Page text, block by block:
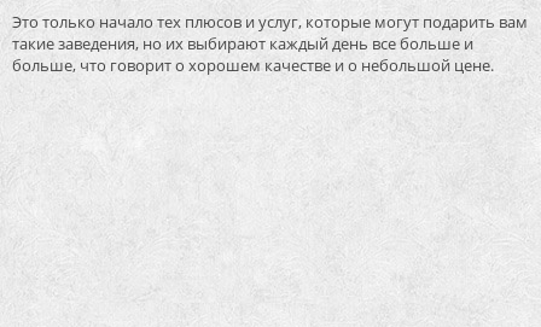
Это только начало тех плюсов и услуг, которые могут подарить вам
такие заведения, но их выбирают каждый день все больше и
больше, что говорит о хорошем качестве и о небольшой цене.